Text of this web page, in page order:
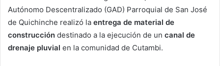
Autónomo Descentralizado (GAD) Parroquial de San José
de Quichinche realizó la entrega de material de
construcción destinado a la ejecución de un canal de
drenaje pluvial en la comunidad de Cutambi.